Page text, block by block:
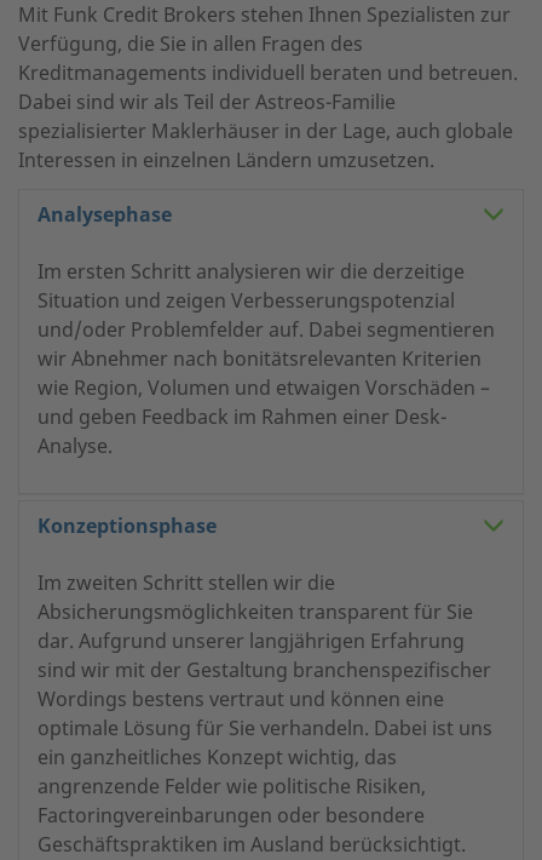
Mit Funk Credit Brokers stehen Ihnen Spezialisten zur
Verfügung, die Sie in allen Fragen des
Kreditmanagements individuell beraten und betreuen.
Dabei sind wir als Teil der Astreos-Familie
spezialisierter Maklerhäuser in der Lage, auch globale
Interessen in einzelnen Ländern umzusetzen.
Analysephase
Im ersten Schritt analysieren wir die derzeitige
Situation und zeigen Verbesserungspotenzial
und/oder Problemfelder auf. Dabei segmentieren
wir Abnehmer nach bonitätsrelevanten Kriterien
wie Region, Volumen und etwaigen Vorschäden –
und geben Feedback im Rahmen einer Desk-
Analyse.
Konzeptionsphase
Im zweiten Schritt stellen wir die
Absicherungsmöglichkeiten transparent für Sie
dar. Aufgrund unserer langjährigen Erfahrung
sind wir mit der Gestaltung branchenspezifischer
Wordings bestens vertraut und können eine
optimale Lösung für Sie verhandeln. Dabei ist uns
ein ganzheitliches Konzept wichtig, das
angrenzende Felder wie politische Risiken,
Factoringvereinbarungen oder besondere
Geschäftspraktiken im Ausland berücksichtigt.